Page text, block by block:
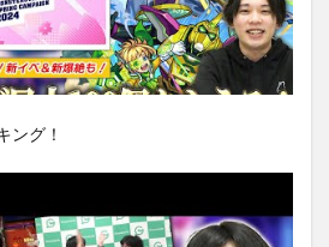
ング！